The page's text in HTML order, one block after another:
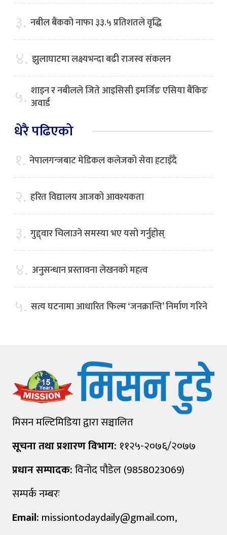
३. नबील बैंकको नाफा ३३.५ प्रतिशतले वृद्धि
४. झुलाघाटमा लक्ष्यभन्दा बढी राजस्व संकलन
५. शाइन र नबीलले जिते आइसिसी इमर्जिङ एसिया बैंकिङ
अवार्ड
धेरै पढिएको
१. नेपालगन्जबाट मेडिकल कलेजको सेवा हटाइँदै
२. हरित विद्यालय आजको आवश्यकता
३. गुद्द्वार चिलाउने समस्या भए यसो गर्नुहोस्
४. अनुसन्धान प्रस्तावना लेखनको महत्व
५. सत्य घटनामा आधारित फिल्म ‘जनक्रान्ति’ निर्माण गरिने
मिसन मल्टिमिडिया द्वारा सञ्चालित
सूचना तथा प्रशारण विभाग: ११२५-२०७६/२०७७
प्रधान सम्पादक:विनोद पौडेल (9858023069)
सम्पर्क नम्बरः
Email: missiontodaydaily@gmail.com,